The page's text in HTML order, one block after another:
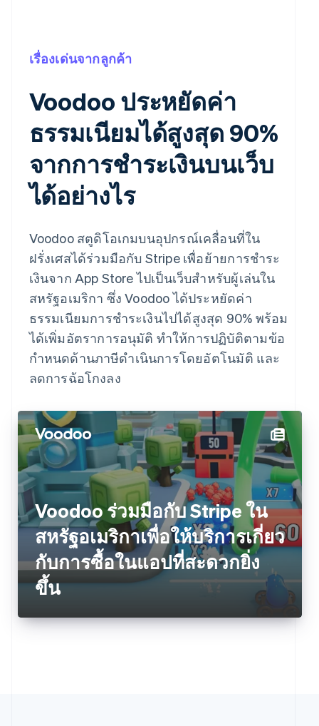
เรื่องเด่นจากลูกค้า
Voodoo ประหยัดค่า
ธรรมเนียมได้สูงสุด 90%
จากการชำระเงินบนเว็บ
ได้อย่างไร
Voodoo สตูดิโอเกมบนอุปกรณ์เคลื่อนที่ใน
ฝรั่งเศสได้ร่วมมือกับ Stripe เพื่อย้ายการชำระ
เงินจาก App Store ไปเป็นเว็บสำหรับผู้เล่นใน
สหรัฐอเมริกา ซึ่ง Voodoo ได้ประหยัดค่า
ธรรมเนียมการชำระเงินไปได้สูงสุด 90% พร้อม
ได้เพิ่มอัตราการอนุมัติ ทำให้การปฏิบัติตามข้อ
กำหนดด้านภาษีดำเนินการโดยอัตโนมัติ และ
ลดการฉ้อโกงลง
Voodoo ร่วมมือกับ Stripe ใน
สหรัฐอเมริกาเพื่อให้บริการเกี่ยว
กับการซื้อในแอปที่สะดวกยิ่ง
ขึ้น